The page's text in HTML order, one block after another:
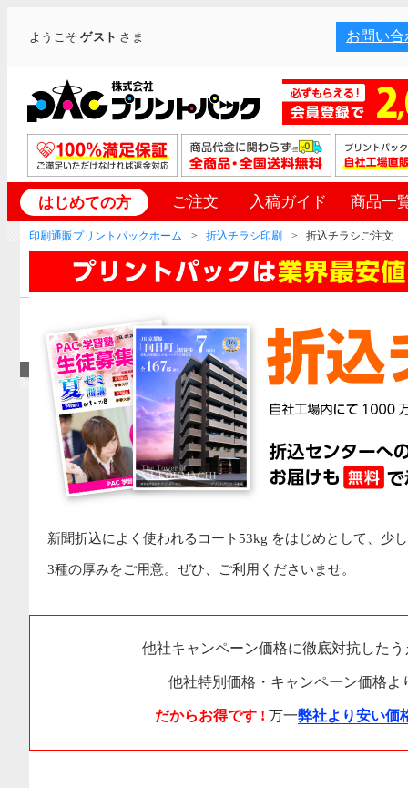
ようこそゲスト さま お問い合
はじめての方 ご注文 入稿ガイド 商品一
印刷通販プリントパックホーム 折込チラシ印刷 折込チラシご注文
新聞折込によく使われるコート53kg をはじめとして、少
3種の厚みをご用意。ぜひ、ご利用くださいませ。
他社キャンペーン価格に徹底対抗したう
他社特別価格・キャンペーン価格よ
だからお得です ! 万一弊社より安い価